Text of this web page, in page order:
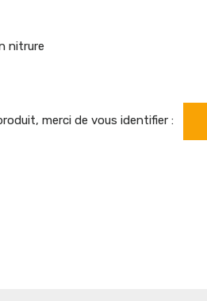
nitrure
merci de vous identifier :